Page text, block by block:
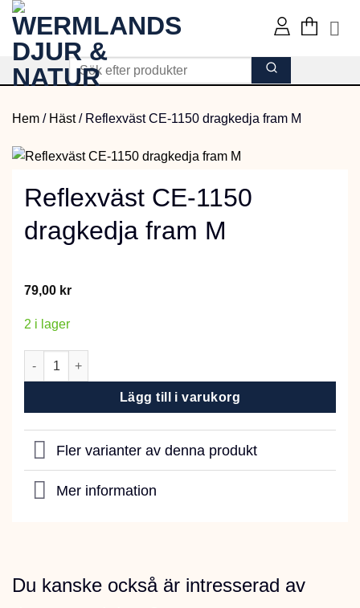
Skip
content
Hem / Häst/ Reflexväst CE-1150 dragkedja fram M
Reflexväst CE-1150
dragkedja fram M
79,00 kr
2 i lager
Reflexväst CE-1150 dragkedja fram M mängd
Lägg till i varukorg
Fler varianter av denna produkt
Mer information
Du kanske också är intresserad av